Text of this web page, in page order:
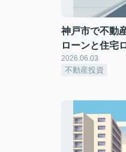
神戸市で不動
ローンと住宅
2026.06.03
不動産投資